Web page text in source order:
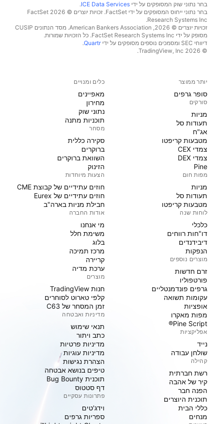
בחר נתוני שוק המסופקים על ידי ICE Data Services
.
בחר נתוני ייחוס המסופקים על ידי FactSet. זכויות יוצרים © 2026 ‏FactSet
Research Systems Inc.‏
זכויות יוצרים © 2026, ‏American Bankers Association. מסד הנתונים CUSIP
מסופק על ידי FactSet Research Systems Inc. כל הזכויות שמורות.
דיווחי SEC ומסמכים נוספים מסופקים על ידי
Quartr
.
© 2026 ‏TradingView, Inc.‏
יותר ממוצר
סופר גרפים
סורקים
מניות‏
תעודות סל
אג"ח
מטבעות קריפטו
צמדי CEX
צמדי DEX
Pine
מפות חום
מניות‏
תעודות סל
מטבעות קריפטו
לוחות שנה
כלכלי
דו"חות רווחים
דיבידנדים
הנפקות
מוצרים נוספים
זרם חדשות
פורטפוליו
גרפים פונדמנטליים
עקומות תשואה
אופציות
מפות מאקרו
Pine Script®
אפליקציות
נייד
שולחן עבודה
קהילה
רשת חברתית
קיר של אהבה
הפנה חבר
תוכנית היוצרים
כללי הבית
מנחים
כלים ומנויים
מאפיינים
מחירון
נתוני שוק
תוכניות מתנה
מסחר
סקירה כללית
ברוקרים
השוואת ברוקרים
הזינוק
הצעות מיוחדות
חוזים עתידיים של קבוצת CME
חוזים עתידיים של Eurex
חבילת מניות בארה"ב
אודות החברה
מי אנחנו
משימת חלל
בלוג
מרכז תמיכה
קריירה
ערכת מדיה
מוצרים
חנות TradingView
קלפי טארוט לסוחרים
זמן המסחר של C63
מדיניות ואבטחה
תנאי שימוש
כתב ויתור
מדיניות פרטיות
מדיניות עוגיות
הצהרת נגישות
טיפים בנושא אבטחה
תוכנית Bug Bounty
דף סטטוס
פתרונות עסקיים
וידג'טים
ספריות גרפים